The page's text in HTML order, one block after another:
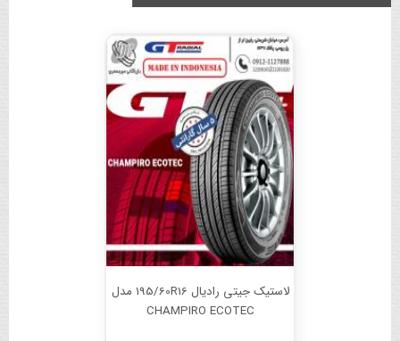
لاستیک جیتی رادیال 195/60R16 مدل
CHAMPIRO ECOTEC